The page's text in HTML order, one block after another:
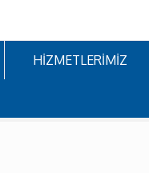
HİZMETLERİMİZ